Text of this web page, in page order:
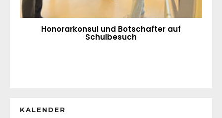
Honorarkonsul und Botschafter auf
Schulbesuch
KALENDER